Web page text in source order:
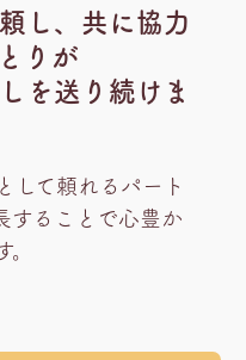
し、共に協力
りが
を送り続けま
して頼れるパート
することで心豊か